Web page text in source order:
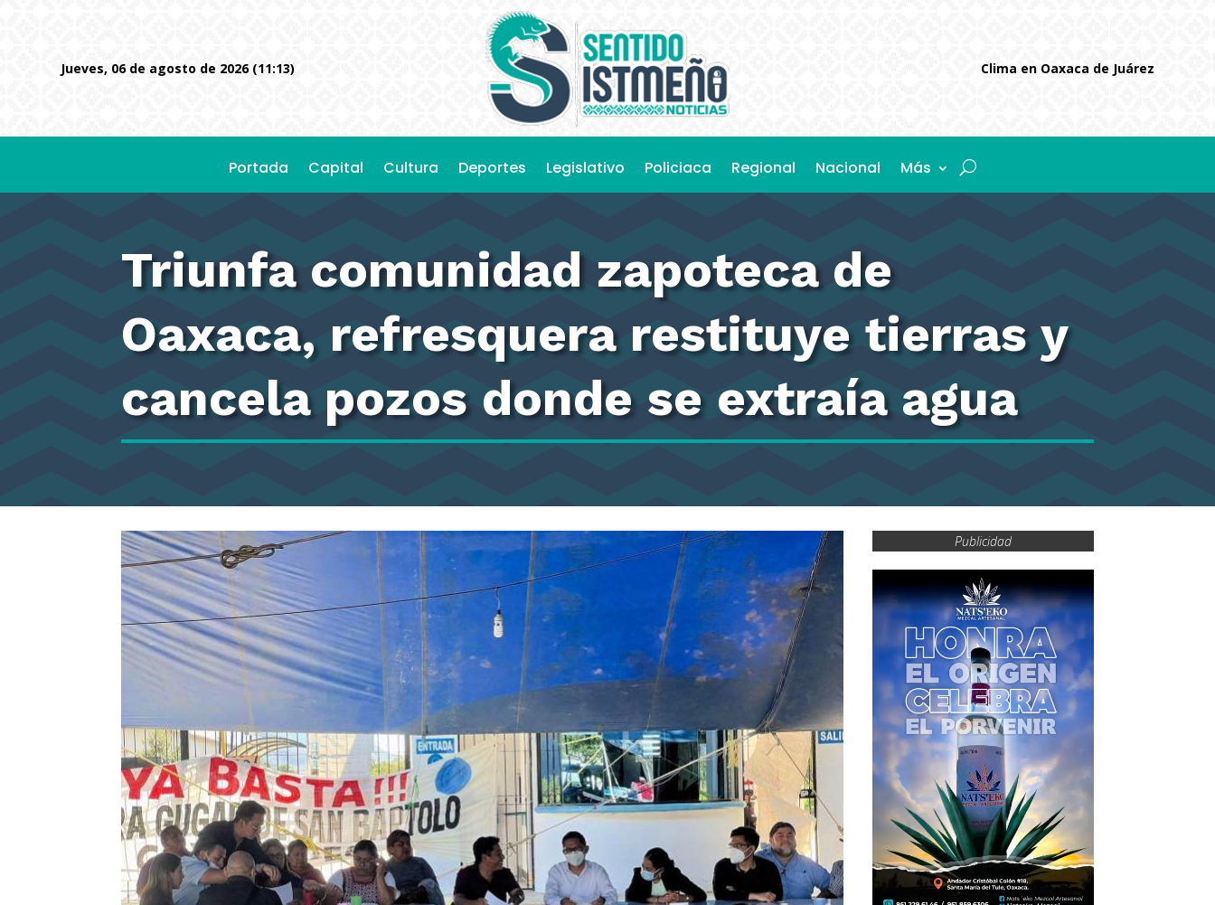
jueves, 06 de agosto de 2026 (11:13) Clima en Oaxaca de Juárez
Portada Capital Cultura Deportes Legislativo Policiaca Regional Nacional Más
Triunfa comunidad zapoteca de
Oaxaca, refresquera restituye tierras y
cancela pozos donde se extraía agua
Publicidad